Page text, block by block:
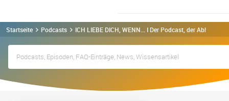
Startseite Podcasts ICH LIEBE DICH, WENN... I Der Podcast, der